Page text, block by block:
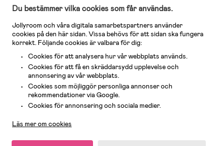
hos oss. I vårt sortiment hittar du barnvagnar, bilstolar, kläder för barn och
baby, produkter för mamman, massor av inspirerande inredning, leksaker,
babyprodukter och mycket mer. Vi erbjuder produkter från välkända
varumärken så som Britax, Maxi-Cosi, Baby Jogger, BabyBjörn, Didriksons,
KidKraft, Ergobaby, Philips Avent, Neonate, Cybex, LEGO och många fler.
Välkommen in och kika runt i Nordens största barn- och babybutik på nätet!
© 2026 Jollyroom AB. Alla rättigheter reserverade.
Du bestämmer vilka cookies som får användas.
Jollyroom och våra digitala samarbetspartners använder
cookies på den här sidan. Vissa behövs för att sidan ska fungera
korrekt. Följande cookies är valbara för dig:
Cookies för att analysera hur vår webbplats används.
Cookies för att få en skräddarsydd upplevelse och
annonsering av vår webbplats.
Cookies som möjliggör personliga annonser och
rekommendationer via Google.
Cookies för annonsering och sociala medier.
Läs mer om cookies